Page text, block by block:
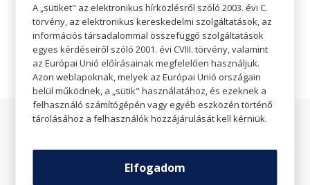
 Weboldal
Elfogadott fizetési eszközök
A „sütiket" az elektronikus hírközlésről szóló 2003. évi C.
törvény, az elektronikus kereskedelmi szolgáltatások, az
információs társadalommal összefüggő szolgáltatások
egyes kérdéseiről szóló 2001. évi CVIII. törvény, valamint
az Európai Unió előírásainak megfelelően használjuk.
Azon weblapoknak, melyek az Európai Unió országain
belül működnek, a „sütik" használatához, és ezeknek a
felhasználó számítógépén vagy egyéb eszközén történő
tárolásához a felhasználók hozzájárulását kell kérniük.
Elfogadom